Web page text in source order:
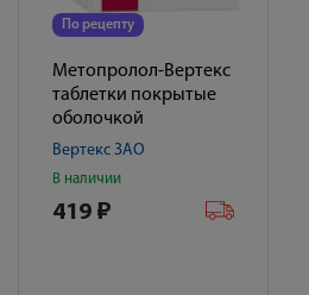
По рецепту
Метопролол-Вертекс
таблетки покрытые
оболочкой
пленочной пролонг.
Вертекс ЗАО
В наличии
419 ₽